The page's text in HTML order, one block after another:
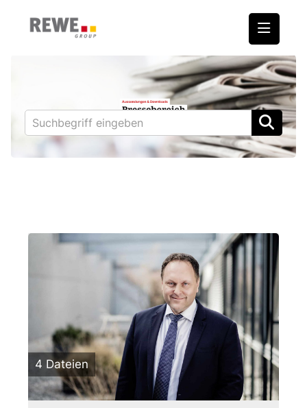
REWE International AG
BILLA
PENNY
Downloads
Fotos – Vorstand
4 Dateien